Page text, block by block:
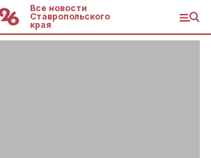
Все новости
Ставропольского
края